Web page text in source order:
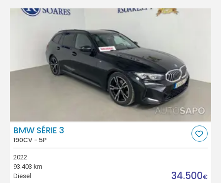
BMW SÉRIE 3
190CV - 5P
2022
93.403 km
Diesel
34.500€